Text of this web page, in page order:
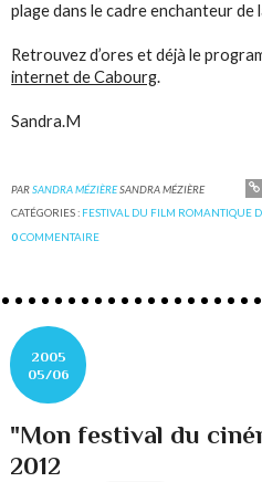
plage dans le cadre enchanteur
Retrouvez d’ores et déjà le
internet de Cabourg.
Sandra.M
PARSANDRA MÉZIÈRESANDRA MÉZIÈRE
CATÉGORIES : FESTIVAL DU FILM ROMANTIQUE
0COMMENTAIRE
2005
05/06
"Mon festival du
2012